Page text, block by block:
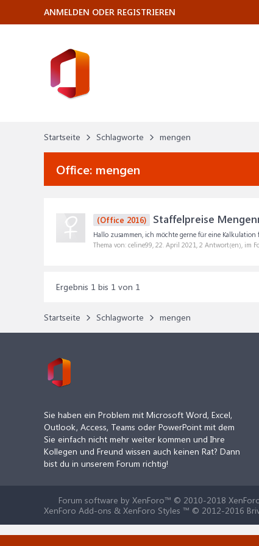
Startseite Schlagworte mengen
Office: mengen
(Office 2016) Staffelpreise
Hallo zusammen, ich möchte gerne für eine Kalkulation
Thema von: celine99, 22. April 2021, 2 Antwort(en), im
Ergebnis 1 bis 1 von 1
Startseite Schlagworte mengen
ANMELDEN ODER REGISTRIEREN
Sie haben ein Problem mit Microsoft Word, Excel,
Outlook, Access, Teams oder PowerPoint mit dem
Sie einfach nicht mehr weiter kommen und Ihre
Kollegen und Freund wissen auch keinen Rat? Dann
bist du in unserem Forum richtig!
Forum software by XenForo™ © 2010-2018
XenForo Add-ons & XenForo Styles ™ © 2012-2016